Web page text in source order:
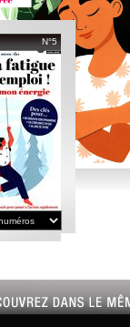
N°5